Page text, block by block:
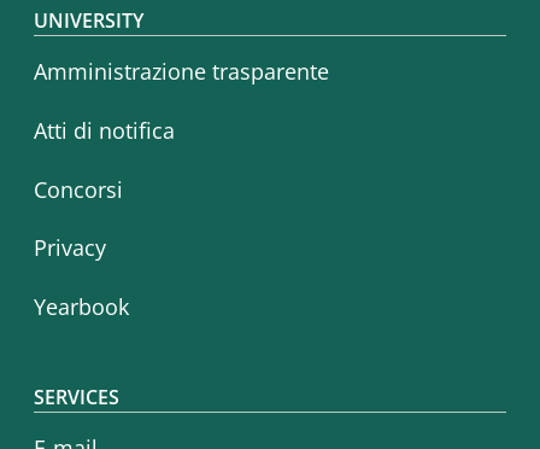
Footer menu
UNIVERSITY
Amministrazione trasparente
Atti di notifica
Concorsi
Privacy
Yearbook
SERVICES